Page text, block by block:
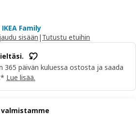
IKEA Family
sisään | Tutustu etuihin
päivän kuluessa ostosta ja saada
Lue lisää.